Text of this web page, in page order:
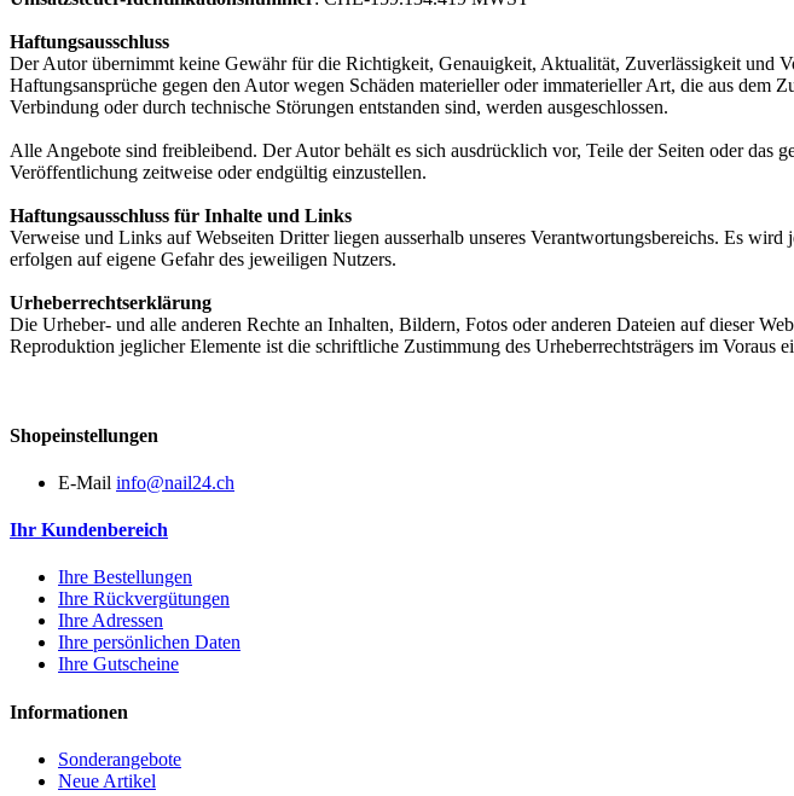
Haftungsausschluss
Der Autor übernimmt keine Gewähr für die Richtigkeit, Genauigkeit, Aktualität, Zuverlässigkeit und
Haftungsansprüche gegen den Autor wegen Schäden materieller oder immaterieller Art, die aus
Verbindung oder durch technische Störungen entstanden sind, werden ausgeschlossen.
Alle Angebote sind freibleibend. Der Autor behält es sich ausdrücklich vor, Teile der Seiten oder das
Veröffentlichung zeitweise oder endgültig einzustellen.
Haftungsausschluss für Inhalte und Links
Verweise und Links auf Webseiten Dritter liegen ausserhalb unseres Verantwortungsbereichs. Es
erfolgen auf eigene Gefahr des jeweiligen Nutzers.
Urheberrechtserklärung
Die Urheber- und alle anderen Rechte an Inhalten, Bildern, Fotos oder anderen Dateien auf dieser
Reproduktion jeglicher Elemente ist die schriftliche Zustimmung des Urheberrechtsträgers im Voraus
Shopeinstellungen
E-Mail info@nail24.ch
Ihr Kundenbereich
Ihre Bestellungen
Ihre Rückvergütungen
Ihre Adressen
Ihre persönlichen Daten
Ihre Gutscheine
Informationen
Sonderangebote
Neue Artikel